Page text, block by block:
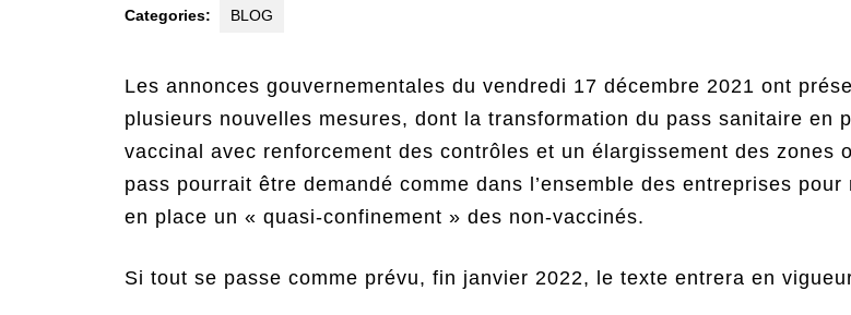
Categories: BLOG
Les annonces gouvernementales du vendredi 17 décembre 2021 ont
plusieurs nouvelles mesures, dont la transformation du pass sanitaire en
vaccinal avec renforcement des contrôles et un élargissement des zones
pass pourrait être demandé comme dans l’ensemble des entreprises pour
en place un « quasi-confinement » des non-vaccinés.
Si tout se passe comme prévu, fin janvier 2022, le texte entrera en